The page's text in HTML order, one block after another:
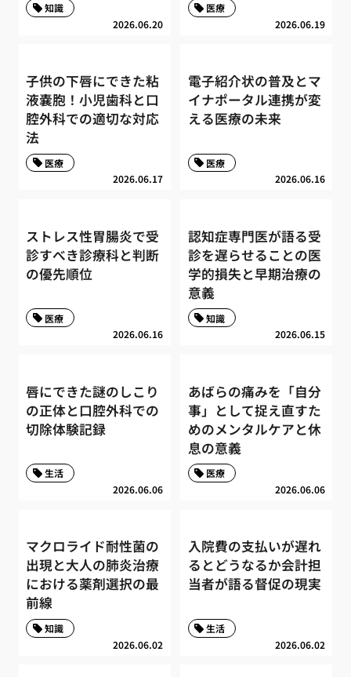
2026.06.20
知識
2026.06.19
医療
子供の下唇にできた粘
液嚢胞！小児歯科と口
腔外科での適切な対応
法
2026.06.17
医療
電子紹介状の普及とマ
イナポータル連携が変
える医療の未来
2026.06.16
医療
ストレス性胃腸炎で受
診すべき診療科と判断
の優先順位
2026.06.16
医療
認知症専門医が語る受
診を遅らせることの医
学的損失と早期治療の
意義
2026.06.15
知識
唇にできた謎のしこり
の正体と口腔外科での
切除体験記録
2026.06.06
生活
あばらの痛みを「自分
事」として捉え直すた
めのメンタルケアと休
息の意義
2026.06.06
医療
マクロライド耐性菌の
出現と大人の肺炎治療
における薬剤選択の最
前線
2026.06.02
知識
入院費の支払いが遅れ
るとどうなるか会計担
当者が語る督促の現実
2026.06.02
生活